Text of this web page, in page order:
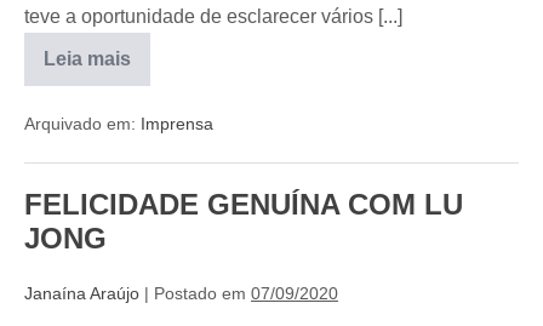
teve a oportunidade de esclarecer vários [...]
Leia mais
Arquivado em: Imprensa
FELICIDADE GENUÍNA COM LU
JONG
Janaína Araújo | Postado em 07/09/2020